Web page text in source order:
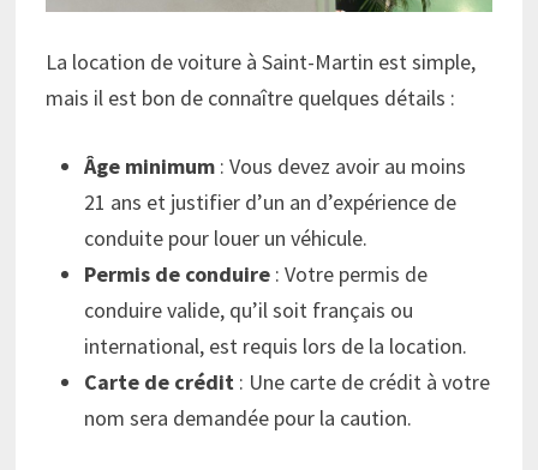
La location de voiture à Saint-Martin est simple,
mais il est bon de connaître quelques détails :
Âge minimum : Vous devez avoir au moins
21 ans et justifier d’un an d’expérience de
conduite pour louer un véhicule.
Permis de conduire : Votre permis de
conduire valide, qu’il soit français ou
international, est requis lors de la location.
Carte de crédit : Une carte de crédit à votre
nom sera demandée pour la caution.